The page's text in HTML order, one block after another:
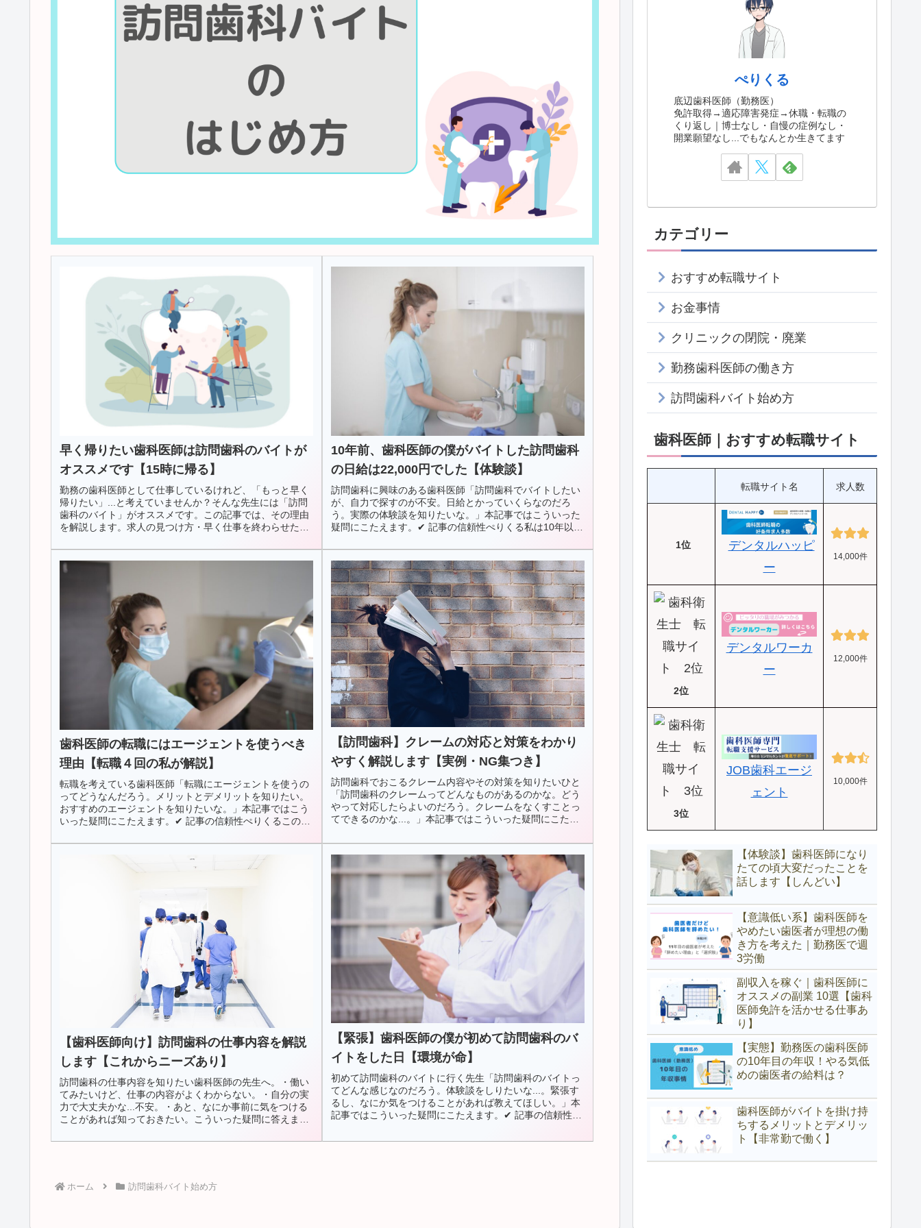
早く帰りたい歯科医師は訪問歯科のバイトが
オススメです【15時に帰る】
勤務の歯科医師として仕事しているけれど、「もっと早く
帰りたい」...と考えていませんか？そんな先生には「訪問
歯科のバイト」がオススメです。この記事では、その理由
を解説します。求人の見つけ方・早く仕事を終わらせたい
い...という歯科医師の先生はぜひご覧ください。
10年前、歯科医師の僕がバイトした訪問歯科
の日給は22,000円でした【体験談】
訪問歯科に興味のある歯科医師「訪問歯科でバイトしたい
が、自力で探すのが不安。日給とかっていくらなのだろ
う。実際の体験談を知りたいな。」本記事ではこういった
疑問にこたえます。✔︎ 記事の信頼性ぺりくる私は10年以上
歯科医師の転職にはエージェントを使うべき
理由【転職４回の私が解説】
転職を考えている歯科医師「転職にエージェントを使うの
ってどうなんだろう。メリットとデメリットを知りたい。
おすすめのエージェントを知りたいな。」本記事ではこう
いった疑問にこたえます。✔︎ 記事の信頼性ぺりくるこの記
【訪問歯科】クレームの対応と対策をわかり
やすく解説します【実例・NG集つき】
訪問歯科でおこるクレーム内容やその対策を知りたいひと
「訪問歯科のクレームってどんなものがあるのかな。どう
やって対応したらよいのだろう。クレームをなくすことっ
てできるのかな...。」本記事ではこういった疑問にこたえ
【歯科医師向け】訪問歯科の仕事内容を解説
します【これからニーズあり】
訪問歯科の仕事内容を知りたい歯科医師の先生へ。・働い
てみたいけど、仕事の内容がよくわからない。・自分の実
力で大丈夫かな...不安。・あと、なにか事前に気をつける
ことがあれば知っておきたい。こういった疑問に答えま
【緊張】歯科医師の僕が初めて訪問歯科のバ
イトをした日【環境が命】
初めて訪問歯科のバイトに行く先生「訪問歯科のバイトっ
てどんな感じなのだろう。体験談をしりたいな...。緊張す
るし、なにか気をつけることがあれば教えてほしい。」本
記事ではこういった疑問にこたえます。✔︎ 記事の信頼性ぺ
ホーム 訪問歯科バイト始め方
ぺりくる
底辺歯科医師（勤務医）
免許取得→適応障害発症→休職・転職の
くり返し｜博士なし・自慢の症例なし・
開業願望なし...でもなんとか生きてます
カテゴリー
おすすめ転職サイト
お金事情
クリニックの閉院・廃業
勤務歯科医師の働き方
訪問歯科バイト始め方
歯科医師｜おすすめ転職サイト
転職サイト名 求人数
1位
デンタルハッピ
ー
14,000件
2位
デンタルワーカ
ー
12,000件
3位
JOB歯科エージ
ェント
10,000件
【体験談】歯科医師になり
たての頃大変だったことを
話します【しんどい】
【意識低い系】歯科医師を
やめたい歯医者が理想の働
き方を考えた｜勤務医で週
3労働
副収入を稼ぐ｜歯科医師に
オススメの副業 10選【歯科
医師免許を活かせる仕事あ
り】
【実態】勤務医の歯科医師
の10年目の年収！やる気低
めの歯医者の給料は？
歯科医師がバイトを掛け持
ちするメリットとデメリッ
ト【非常勤で働く】